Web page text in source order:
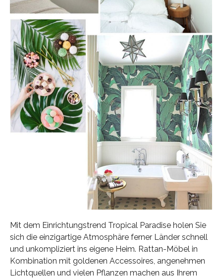
Mit dem Einrichtungstrend Tropical Paradise holen Sie
sich die einzigartige Atmosphäre ferner Länder schnell
und unkompliziert ins eigene Heim. Rattan-Möbel in
Kombination mit goldenen Accessoires, angenehmen
Lichtquellen und vielen Pflanzen machen aus Ihrem